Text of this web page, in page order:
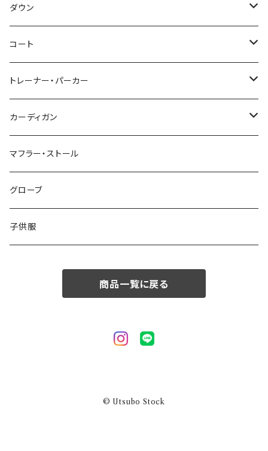
～44/S
46/M
48/L
50/XL～
ダウン
～44/S
46/M
48/L
50/XL～
コート
～44/S
46/M
48/L
50/XL～
トレーナー・パーカー
～44/S
46/M
48/L
50/XL～
カーディガン
～44/S
46/M
48/L
マフラー・ストール
グローブ
子供服
商品一覧に戻る
© Utsubo Stock